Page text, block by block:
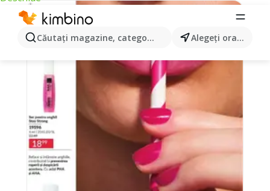
Căutaţi magazine, categorii, produse... Alegeţi oraşul